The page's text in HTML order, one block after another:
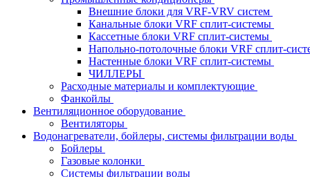
Внешние блоки для VRF-VRV систем
Канальные блоки VRF сплит-системы
Кассетные блоки VRF сплит-системы
Напольно-потолочные блоки VRF сплит-
Настенные блоки VRF сплит-системы
ЧИЛЛЕРЫ
Расходные материалы и комплектующие
Фанкойлы
Вентиляционное оборудование
Вентиляторы
Водонагреватели, бойлеры, системы фильтрации воды
Бойлеры
Газовые колонки
Системы фильтрации воды